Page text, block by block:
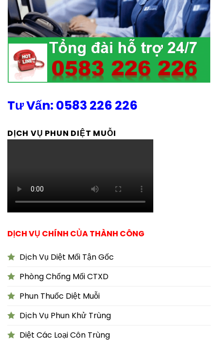
Tư Vấn: 0583 226 226
DỊCH VỤ PHUN DIỆT MUỖI
DỊCH VỤ CHÍNH CỦA THÀNH CÔNG
Dịch Vụ Diệt Mối Tận Gốc
Phòng Chống Mối CTXD
Phun Thuốc Diệt Muỗi
Dịch Vụ Phun Khử Trùng
Diệt Các Loại Côn Trùng